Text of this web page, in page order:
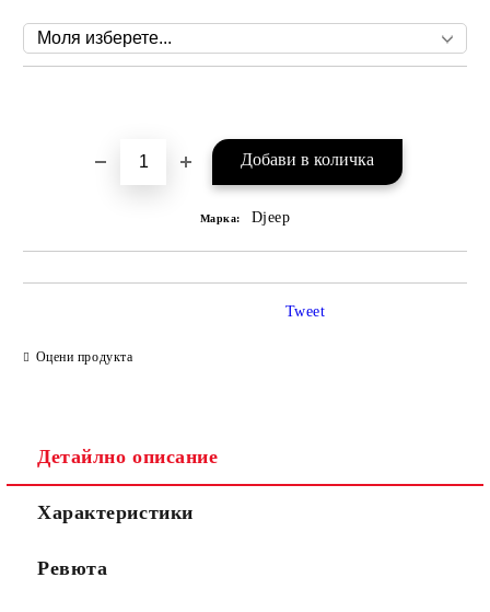
Марка: Djeep
Оцени продукта
Tweet
Детайлно описание
Характеристики
Ревюта